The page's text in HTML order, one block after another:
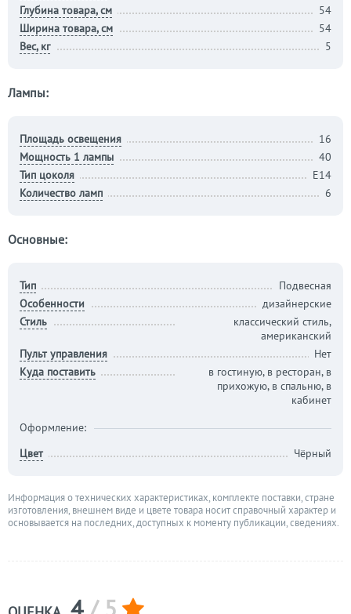
Глубина товара, см
54
Ширина товара, см
54
Вес, кг
5
Лампы:
Площадь освещения
16
Мощность 1 лампы
40
Тип цоколя
Е14
Количество ламп
6
Основные:
Тип
Подвесная
Особенности
дизайнерские
Стиль
классический стиль,
американский
Пульт управления
Нет
Куда поставить
в гостиную, в ресторан, в
прихожую, в спальню, в
кабинет
Оформление:
Цвет
Чёрный
Информация о технических характеристиках, комплекте поставки, стране
изготовления, внешнем виде и цвете товара носит справочный характер и
основывается на последних, доступных к моменту публикации, сведениях.